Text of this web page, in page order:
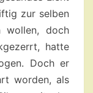
zur selben
wollen, doch
hatte
Doch er
worden, als